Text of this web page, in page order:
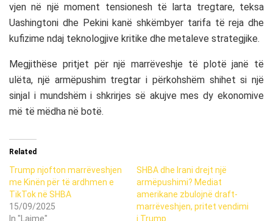
vjen në një moment tensionesh të larta tregtare, teksa
Uashingtoni dhe Pekini kanë shkëmbyer tarifa të reja dhe
kufizime ndaj teknologjive kritike dhe metaleve strategjike.
Megjithëse pritjet për një marrëveshje të plotë janë të
ulëta, një armëpushim tregtar i përkohshëm shihet si një
sinjal i mundshëm i shkrirjes së akujve mes dy ekonomive
më të mëdha në botë.
Related
Trump njofton marrëveshjen
me Kinën për të ardhmen e
TikTok në SHBA
15/09/2025
In "Lajme"
SHBA dhe Irani drejt një
armëpushimi? Mediat
amerikane zbulojnë draft-
marrëveshjen, pritet vendimi
i Trump